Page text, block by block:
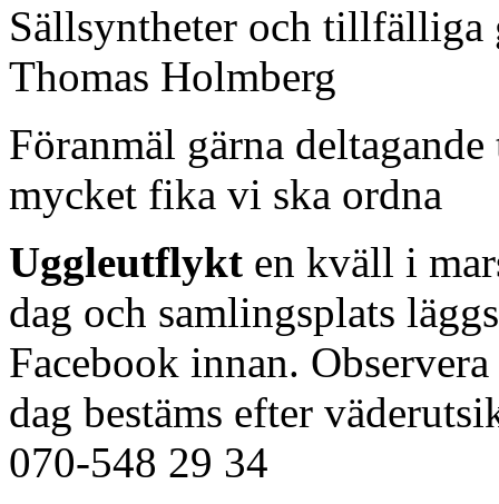
Sällsyntheter och tillfälliga
Thomas Holmberg
Föranmäl gärna
mycket fika vi ska ordna
Uggleutflykt en kväll i
dag och samlingsplats
Facebook innan.
dag bestäms efter
070-548 29 34